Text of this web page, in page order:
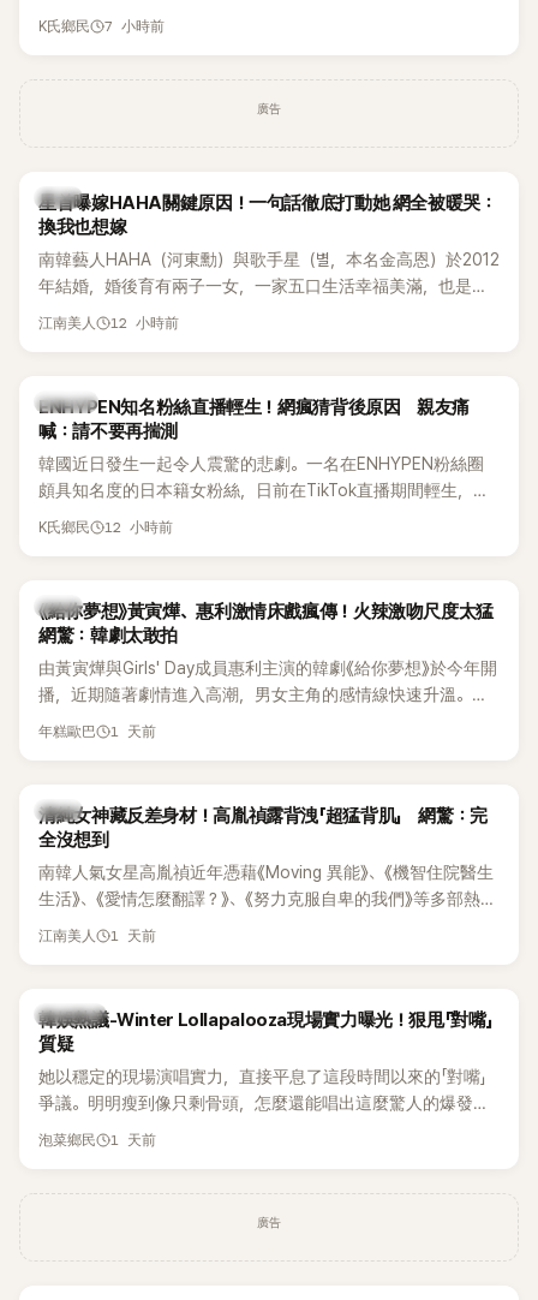
表示，當時選擇瀟灑放手，但如果同樣的事情現在再發生，「我
K氏鄉民 7 小時前
廣告
韓星
星首曝嫁HAHA關鍵原因！一句話徹底打動她 網全被暖哭：
換我也想嫁
南韓藝人HAHA（河東勳）與歌手星（별，本名金高恩）於2012
年結婚，婚後育有兩子一女，一家五口生活幸福美滿，也是韓
國演藝圈公認的模範夫妻。近日，星首度公開當年決定嫁給
江南美人 12 小時前
K-POP
ENHYPEN知名粉絲直播輕生！網瘋猜背後原因 親友痛
喊：請不要再揣測
韓國近日發生一起令人震驚的悲劇。一名在ENHYPEN粉絲圈
頗具知名度的日本籍女粉絲，日前在TikTok直播期間輕生，最
終不幸身亡，消息曝光後震驚韓網，也讓不少粉絲湧入社群平
K氏鄉民 12 小時前
韓劇
《給你夢想》黃寅燁、惠利激情床戲瘋傳！火辣激吻尺度太猛
網驚：韓劇太敢拍
由黃寅燁與Girls' Day成員惠利主演的韓劇《給你夢想》於今年開
播，近期隨著劇情進入高潮，男女主角的感情線快速升溫。最
新播出的第8集不僅上演火辣吻戲，更接連出現床戲橋段，讓
年糕歐巴 1 天前
韓星
清純女神藏反差身材！高胤禎露背洩「超猛背肌」 網驚：完
全沒想到
南韓人氣女星高胤禎近年憑藉《Moving 異能》、《機智住院醫生
生活》、《愛情怎麼翻譯？》、《努力克服自卑的我們》等多部熱門
作品，躍升為韓劇新一代女神代表，不僅演技備受肯定，精緻
細身材下的超狂背肌與肩膀線條，反差感十足，讓不少網友看
傻直呼：「原來她身材這麼猛！」
江南美人 1 天前
熱議討論
韓娛熱議-Winter Lollapalooza現場實力曝光！狠甩「對嘴」
質疑
她以穩定的現場演唱實力，直接平息了這段時間以來的「對嘴」
爭議。明明瘦到像只剩骨頭，怎麼還能唱出這麼驚人的爆發力
和音量？
泡菜鄉民 1 天前
廣告